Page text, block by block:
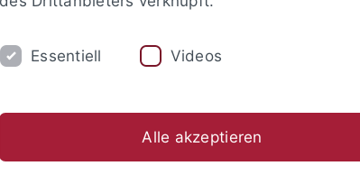
um sich anzumelden:
Essentiell Videos
Alle akzeptieren